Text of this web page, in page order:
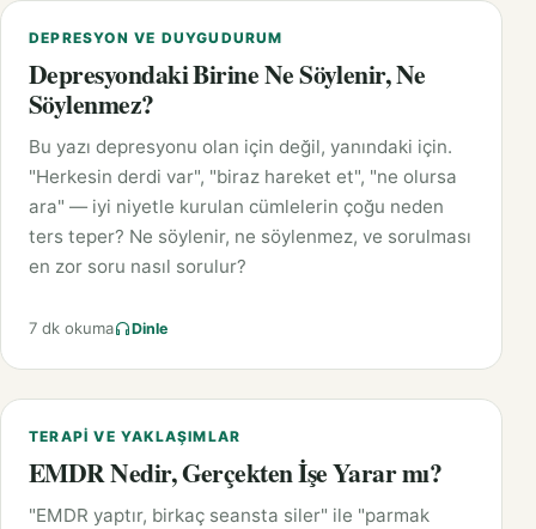
DEPRESYON VE DUYGUDURUM
Depresyondaki Birine Ne Söylenir, Ne
Söylenmez?
Bu yazı depresyonu olan için değil, yanındaki için.
"Herkesin derdi var", "biraz hareket et", "ne olursa
ara" — iyi niyetle kurulan cümlelerin çoğu neden
ters teper? Ne söylenir, ne söylenmez, ve sorulması
en zor soru nasıl sorulur?
7 dk okuma Dinle
TERAPI VE YAKLAŞIMLAR
EMDR Nedir, Gerçekten İşe Yarar mı?
"EMDR yaptır, birkaç seansta siler" ile "parmak